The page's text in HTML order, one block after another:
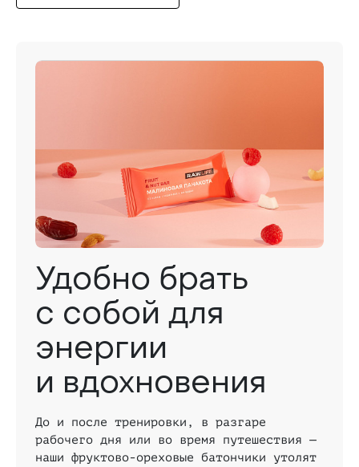
Удобно брать
с собой для
энергии
и вдохновения
До и после тренировки, в разгаре
рабочего дня или во время путешествия —
наши фруктово-ореховые батончики утолят